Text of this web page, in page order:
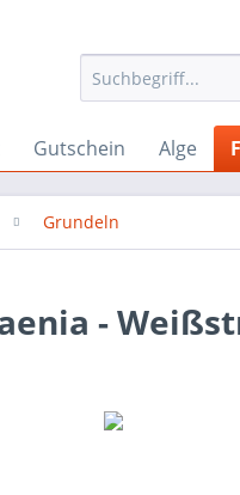
Gutschein Alge
Grundeln
-